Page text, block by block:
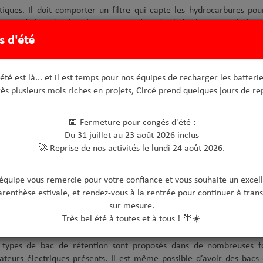
Il doit comporter un filtre qui capte les hydrocarbures
types de bac de récupération pour répondre à des besoins
souple.
récupération peut également avoir d’autres utilisations en plus de
. Il permet de stocker des récipients ou des bidons
et l’humain. Pouvoir stocker ces produits dans un bac de
N’oubliez pas de demander à votre fournisseur des
protection contre les risques
est un risque majeur à anticiper avec une installation
un potentiel incendie doit pouvoir être éteint de manière
le bac de rétention anti-feu. Votre installation peut aussi posséder
types de bac de rétention sont proposés dans de nombreuses
électriques présents. Il est même possible d’avoir des
d'été
est là... et il est temps pour nos équipes de recharger les
plusieurs mois riches en projets, Circé prend quelques jours de
📅 Fermeture pour congés d'été :
Du 31 juillet au 23 août 2026 inclus
🚀 Reprise de nos activités le lundi 24 août 2026.
vous remercie pour votre confiance et vous souhaite un
estivale, et rendez-vous à la rentrée pour continuer à
sur mesure.
Très bel été à toutes et à tous ! 🌴☀️